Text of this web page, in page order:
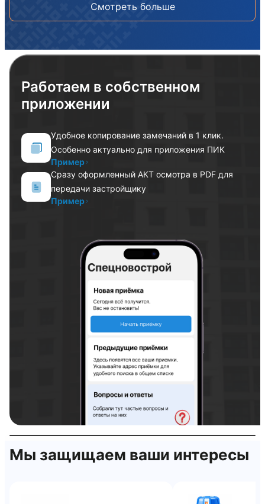
Смотреть больше
Работаем в собственном
приложении
Удобное копирование замечаний в 1 клик.
Особенно актуально для приложения ПИК
Пример
Сразу оформленный АКТ осмотра в PDF для
передачи застройщику
Пример
Мы защищаем ваши интересы